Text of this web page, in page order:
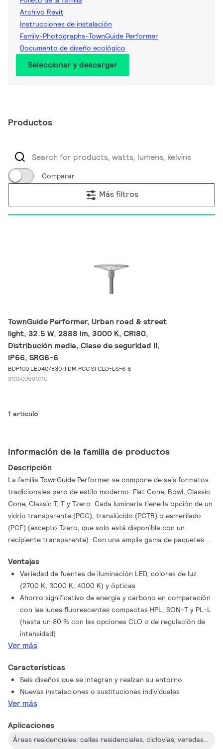
Archivo Revit
Instrucciones de instalación
Family-Photographs-TownGuide Performer
Documento de diseño ecológico
Seleccionar y descargar
Productos
Comparar
Más filtros
TownGuide Performer, Urban road & street
light, 32.5 W, 2888 lm, 3000 K, CRI80,
Distribución media, Clase de seguridad II,
IP66, SRG6-6
BDP100 LED40/830 II DM PCC SI CLO-LS-6 6
910500991010
1 artículo
Información de la familia de productos
Descripción
La familia TownGuide Performer se compone de seis formatos
tradicionales pero de estilo moderno: Flat Cone, Bowl, Classic
Cone, Classic T, T y Tzero. Cada luminaria tiene la opción de un
vidrio transparente (PCC), translúcido (PCTR) o esmerilado
(PCF) (excepto Tzero, que solo está disponible con un
recipiente transparente). Con una amplia gama de paquetes de
cálido, y una gama de ópticas específicas para alturas de
montaje más bajas, es fácil seleccionar la versión que mejor se
adapte a los requisitos específicos de tu proyecto. Todo ello
combinado con una larga vida útil de 100,000 horas de
funcionamiento. Además, TownGuide Performer cuenta con una
variedad de opciones de sistemas de control que pueden
hacer de esta luminaria una parte integral de los programas
inteligentes de reducción de energía. Esto incluye el control de
control de grupos de red codificados, además de la perfecta
conectividad remota con el software de gestión de iluminación
Interact. La instalación es fácil. Gracias al conector de silbato
de bayoneta con prensaestopas integrado situado en la
La aplicación Signify Service Tag ofrece acceso directo a
todos los datos relevantes, lo que garantiza que el
Ventajas
Variedad de fuentes de iluminación LED, colores de luz
(2700 K, 3000 K, 4000 K) y ópticas
Ahorro significativo de energía y carbono en comparación
con las luces fluorescentes compactas HPL, SON-T y PL-L
(hasta un 80 % con las opciones CLO o de regulación de
intensidad)
Ver más
Características
Seis diseños que se integran y realzan su entorno
Nuevas instalaciones o sustituciones individuales
Ver más
Aplicaciones
Áreas residenciales: calles residenciales, ciclovías, veredas, rotondas, plazas, parques, áreas de juegos, estacionamientos